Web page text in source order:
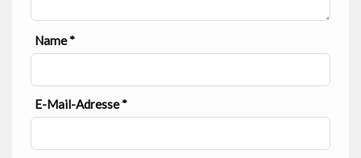
Name*
E-Mail-Adresse*